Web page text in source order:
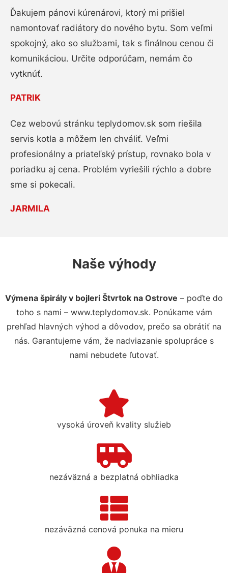
Ďakujem pánovi kúrenárovi, ktorý mi prišiel
namontovať radiátory do nového bytu. Som veľmi
spokojný, ako so službami, tak s finálnou cenou či
komunikáciou. Určite odporúčam, nemám čo
vytknúť.
PATRIK
Cez webovú stránku teplydomov.sk som riešila
servis kotla a môžem len chváliť. Veľmi
profesionálny a priateľský prístup, rovnako bola v
poriadku aj cena. Problém vyriešili rýchlo a dobre
sme si pokecali.
JARMILA
Naše výhody
Výmena špirály v bojleri Štvrtok na Ostrove – poďte do
toho s nami – www.teplydomov.sk. Ponúkame vám
prehľad hlavných výhod a dôvodov, prečo sa obrátiť na
nás. Garantujeme vám, že nadviazanie spolupráce s
nami nebudete ľutovať.
vysoká úroveň kvality služieb
nezáväzná a bezplatná obhliadka
nezáväzná cenová ponuka na mieru